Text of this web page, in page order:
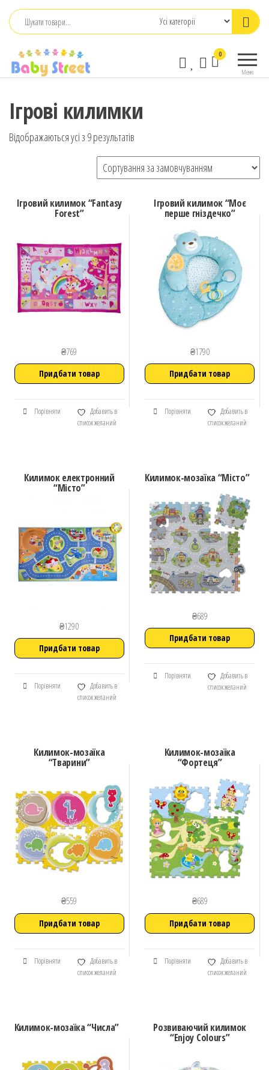
Перейти
babystreet.com.ua
– інтернет-
бажань
та
іграшки,
одяг
Меню
0
Ігрові килимки
Відображаються усі з 9 результатів
Ігровий килимок “Fantasy
Forest”
₴769
Придбати товар
Порівняти
Добавить в
список желаний
Ігровий килимок “Моє
перше гніздечко”
₴1790
Придбати товар
Порівняти
Добавить в
список желаний
Килимок електронний
“Місто”
₴1290
Придбати товар
Порівняти
Добавить в
список желаний
Килимок-мозаїка “Мicто”
₴689
Придбати товар
Порівняти
Добавить в
список желаний
Килимок-мозаїка
“Тварини”
₴559
Придбати товар
Порівняти
Добавить в
список желаний
Килимок-мозаїка
“Фортеця”
₴689
Придбати товар
Порівняти
Добавить в
список желаний
Килимок-мозаїка “Числа” Розвиваючий килимок
“Enjoy Colours”